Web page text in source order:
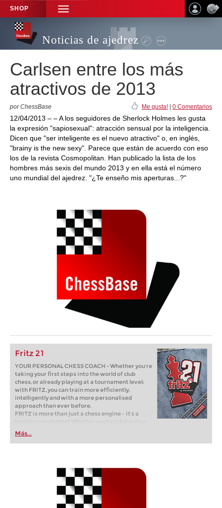
SHOP
TOGGLE
NAVIGATION
Noticias de ajedrez
Carlsen entre los más
atractivos de 2013
por ChessBase Me gusta! 0 Comentarios
12/04/2013 – – A los seguidores de Sherlock Holmes les gusta
la expresión "sapiosexual": atracción sensual por la inteligencia.
Dicen que "ser inteligente es el nuevo atractivo" o, en inglés,
"brainy is the new sexy". Parece que están de acuerdo con eso
los de la revista Cosmopolitan. Han publicado la lista de los
hombres más sexis del mundo 2013 y en ella está el número
uno mundial del ajedrez. "¿Te enseño mis aperturas...?"
Fritz 21
YOUR PERSONAL CHESS COACH - Whether you’re
taking your first steps into the world of club
chess, or already playing at a tournament level:
with FRITZ, you can train more efficiently,
intelligently and with a more personalised
approach than ever before.
FRITZ is more than just a chess engine – it’s a
training revolution! Whether you’re taking your
first steps into the world of club chess, or already
playing at a tournament level: with FRITZ, you can
train more efficiently, intelligently and with a
Más...